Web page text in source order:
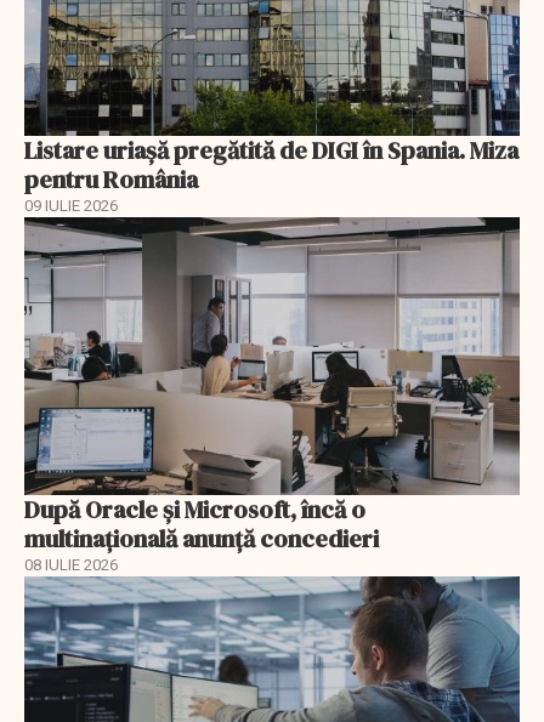
Listare uriașă pregătită de DIGI în Spania. Miza
pentru România
09 IULIE 2026
După Oracle şi Microsoft, încă o
multinaţională anunţă concedieri
08 IULIE 2026
EXCLUSIV